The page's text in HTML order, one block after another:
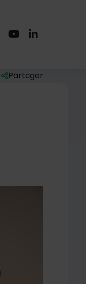
YouTubeLinkedIn
Liste des liens de
Partager